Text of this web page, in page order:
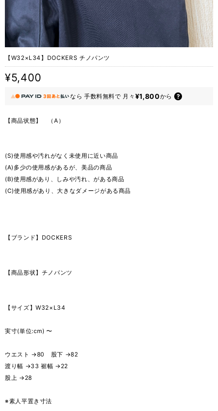
【W32×L34】DOCKERS チノパンツ
¥5,400
なら 手数料無料で 月々 ¥1,800から
【商品状態】 （A）
(S)使用感や汚れがなく未使用に近い商品
(A)多少の使用感があるが、美品の商品
(B)使用感があり、しみや汚れ、がある商品
(C)使用感があり、大きなダメージがある商品
【ブランド】DOCKERS
【商品形状】チノパンツ
【サイズ】W32×L34
実寸(単位:cm) 〜
ウエスト →80 股下 →82
渡り幅 →33 裾幅 →22
股上 →28
※素人平置き寸法